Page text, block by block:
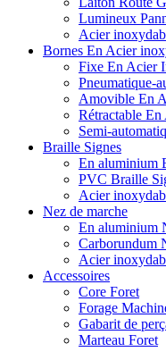
Lumineux
Acier
Bornes En Acier
Fixe En Acier
Pneumatique-
Amovible En
Rétractable
Semi-
Braille Signes
En aluminium
PVC Braille
Acier
Nez de marche
En aluminium
Carborundum
Acier
Accessoires
Core Foret
Forage
Gabarit de
Marteau Foret